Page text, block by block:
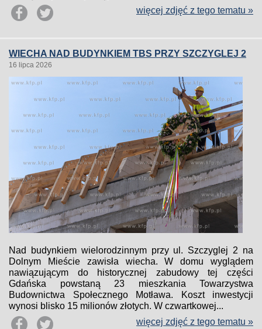
więcej zdjęć z tego tematu »
WIECHA NAD BUDYNKIEM TBS PRZY SZCZYGLEJ 2
16 lipca 2026
Nad budynkiem wielorodzinnym przy ul. Szczyglej 2 na
Dolnym Mieście zawisła wiecha. W domu wyglądem
nawiązującym do historycznej zabudowy tej części
Gdańska powstaną 23 mieszkania Towarzystwa
Budownictwa Społecznego Motława. Koszt inwestycji
wynosi blisko 15 milionów złotych. W czwartkowej...
więcej zdjęć z tego tematu »